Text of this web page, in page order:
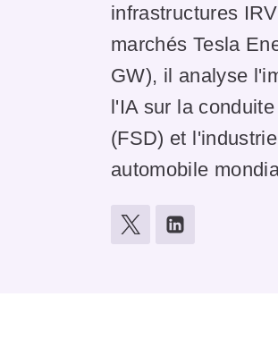
infrastructures
marchés Tesla
GW), il analyse
l'IA sur la
(FSD) et l'industrie
automobile